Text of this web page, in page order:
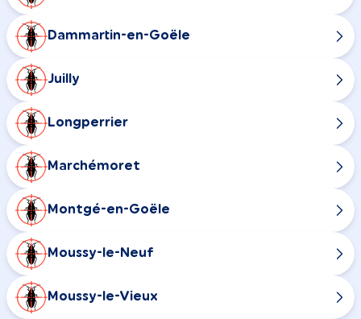
Dammartin-en-Goële
Juilly
Longperrier
Marchémoret
Montgé-en-Goële
Moussy-le-Neuf
Moussy-le-Vieux